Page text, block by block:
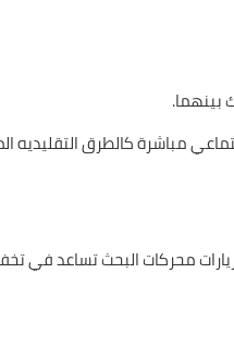
بينهما.
مباشرة كالطرق التقليديه
البحث أفضل لي من 10 الف زائر من فيس بوك لان حركات زيارات